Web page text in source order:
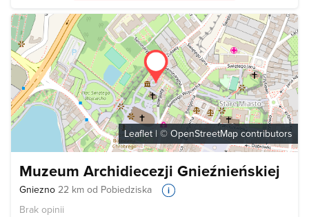
Leaflet | © OpenStreetMapcontributors
Muzeum Archidiecezji Gnieźnieńskiej
Gniezno 22 km od Pobiedziska
Brak opinii